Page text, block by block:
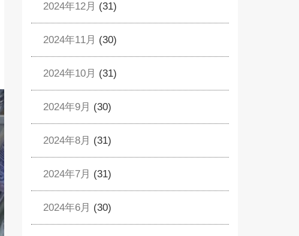
2024年12月 (31)
2024年11月 (30)
2024年10月 (31)
2024年9月 (30)
2024年8月 (31)
2024年7月 (31)
2024年6月 (30)